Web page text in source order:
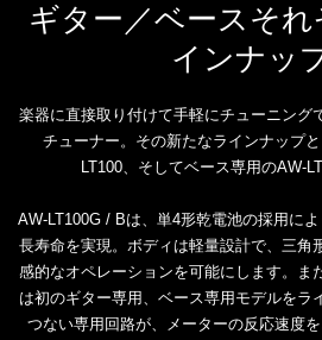
ギター／ベースそれ
インナッ
楽器に直接取り付けて手軽にチューニング
チューナー。その新たなラインナップ
LT100、そしてベース専用のAW-
AW-LT100G / Bは、単4形乾電池の採用に
長寿命を実現。ボディは軽量設計で、三角
感的なオペレーションを可能にします。ま
は初のギター専用、ベース専用モデルをラ
つない専用回路が、メーターの反応速度